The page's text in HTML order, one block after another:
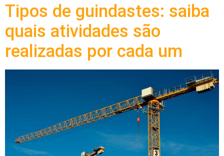
Tipos de guindastes: saiba
quais atividades são
realizadas por cada um